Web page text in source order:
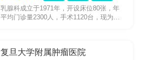
乳腺科成立于1971年，开设床位80张，年
平均门诊量2300人，手术1120台，现为青
复旦大学附属肿瘤医院